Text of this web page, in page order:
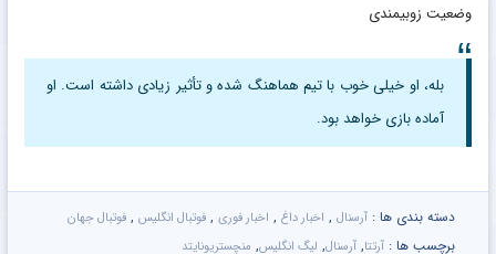
وضعیت زوبیمندی
بله، او خیلی خوب با تیم هماهنگ شده و تأثیر زیادی داشته است. او
آماده بازی خواهد بود.
دسته بندی ها : آرسنال , اخبار داغ , اخبار فوری , فوتبال انگلیس , فوتبال جهان
برچسب ها : آرتتا, آرسنال, لیگ انگلیس, منچستریونایتد